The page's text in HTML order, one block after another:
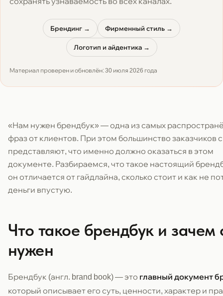
Брендинг → Фирменный стиль →
Логотип и айдентика →
Материал проверен и обновлён:30 июля 2026 года
«Нам нужен брендбук» — одна из самых
фраз от клиентов. При этом большинство заказчиков
представляют, что именно должно оказаться в этом
документе. Разбираемся, что такое настоящий
он отличается от гайдлайна, сколько стоит и как не
деньги впустую.
Что такое брендбук и зачем
нужен
Брендбук (англ. brand book) — это главный документ
который описывает его суть, ценности, характер и